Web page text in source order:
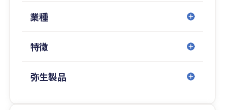
業種
特徴
弥生製品